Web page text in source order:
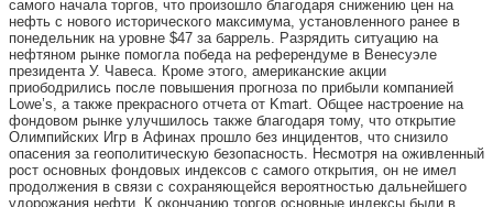
самого начала торгов, что произошло благодаря снижению цен на
нефть с нового исторического максимума, установленного ранее в
понедельник на уровне $47 за баррель. Разрядить ситуацию на
нефтяном рынке помогла победа на референдуме в Венесуэле
президента У. Чавеса. Кроме этого, американские акции
приободрились после повышения прогноза по прибыли компанией
Lowe’s, а также прекрасного отчета от Kmart. Общее настроение на
фондовом рынке улучшилось также благодаря тому, что открытие
Олимпийских Игр в Афинах прошло без инцидентов, что снизило
опасения за геополитическую безопасность. Несмотря на оживленный
рост основных фондовых индексов с самого открытия, он не имел
продолжения в связи с сохраняющейся вероятностью дальнейшего
удорожания нефти. К окончанию торгов основные индексы были в